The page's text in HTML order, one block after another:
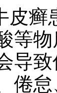
皮癣
等
导
倦